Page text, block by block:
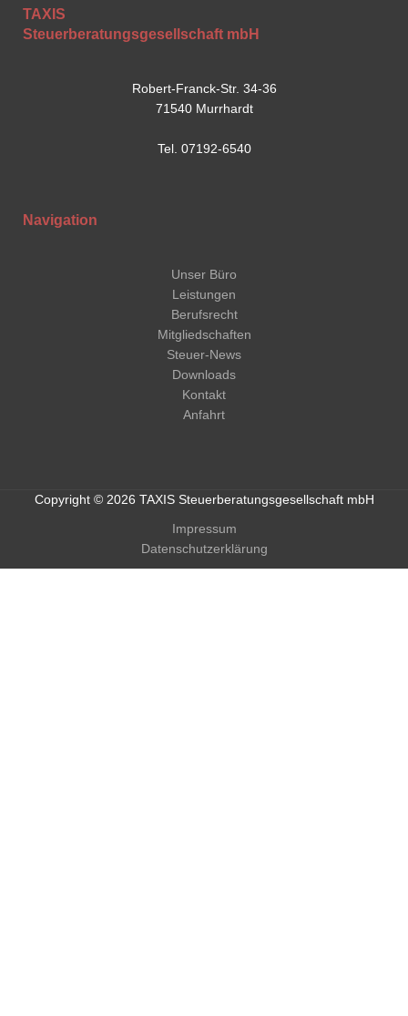
TAXIS
Steuerberatungsgesellschaft mbH
Robert-Franck-Str. 34-36
71540 Murrhardt
Tel. 07192-6540
Navigation
Unser Büro
Leistungen
Berufsrecht
Mitgliedschaften
Steuer-News
Downloads
Kontakt
Anfahrt
Copyright © 2026 TAXIS Steuerberatungsgesellschaft mbH
Impressum
Datenschutzerklärung